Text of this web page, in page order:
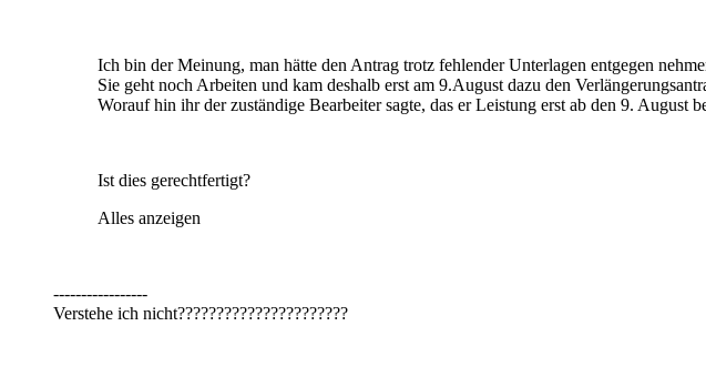
Ich bin der Meinung, man hätte den Antrag trotz fehlender Unterlagen entgegen
Sie geht noch Arbeiten und kam deshalb erst am 9.August dazu den
Worauf hin ihr der zuständige Bearbeiter sagte, das er Leistung erst ab den 9. August
Ist dies gerechtfertigt?
Alles anzeigen
-----------------
Verstehe ich nicht??????????????????????